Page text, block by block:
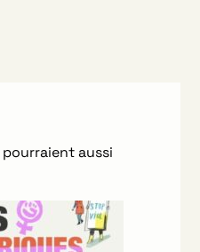
pourraient aussi